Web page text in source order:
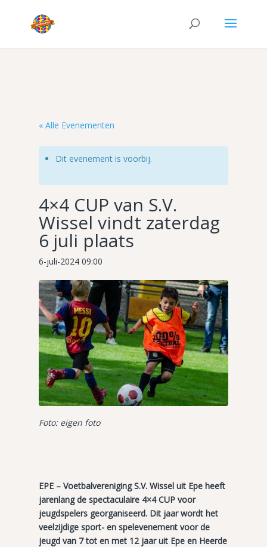
« Alle Evenementen
Dit evenement is voorbij.
4×4 CUP van S.V.
Wissel vindt zaterdag
6 juli plaats
6-juli-2024 09:00
Foto: eigen foto
EPE – Voetbalvereniging S.V. Wissel uit Epe heeft
jarenlang de spectaculaire 4×4 CUP voor
jeugdspelers georganiseerd. Dit jaar wordt het
veelzijdige sport- en spelevenement voor de
jeugd van 7 tot en met 12 jaar uit Epe en Heerde